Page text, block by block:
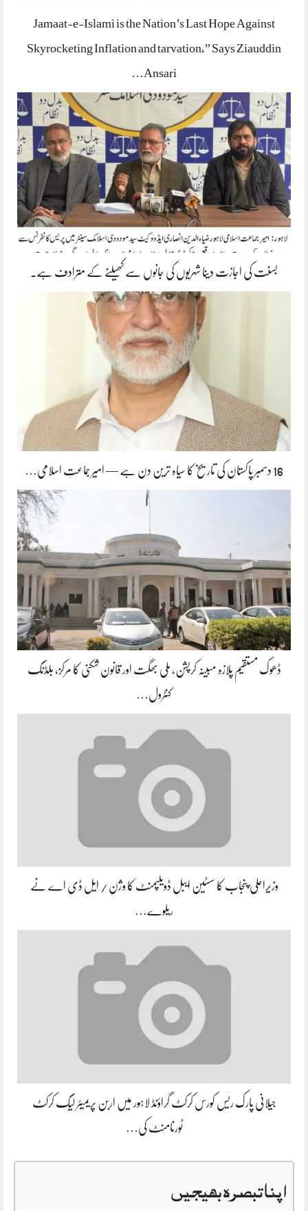
Jamaat-e-Islami is the Nation’s Last Hope Against
Skyrocketing Inflation and tarvation,” Says Ziauddin
Ansari…
بسنت کی اجازت دینا شہریوں کی جانوں سے کھیلنے کے مترادف ہے۔
16 دسمبر پاکستان کی تاریخ کا سیاہ ترین دن ہے — امیر جماعتِ اسلامی…
ڈھوک مستقیم پلازہ مبینہ کرپشن، ملی بھگت اور قانون شکنی کا مرکز، بلڈنگ
کنٹرول…
وزیراعلی پنجاب کا سسٹین ایبل ڈویلپمنٹ کا وژن / ایل ڈی اے نے
ریلوے…
جیلانی پارک ریس کورس کرکٹ گراؤنڈ لاہور میں اربن پریمیئر لیگ کرکٹ
ٹورنامنٹ کی…
اپنا تبصرہ بھیجیں